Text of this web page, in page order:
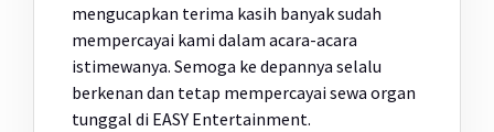
mengucapkan terima kasih banyak sudah
mempercayai kami dalam acara-acara
istimewanya. Semoga ke depannya selalu
berkenan dan tetap mempercayai sewa organ
tunggal di EASY Entertainment.